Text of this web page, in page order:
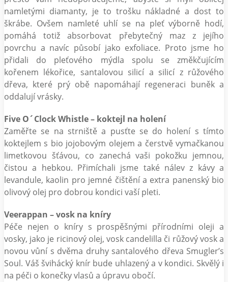
namletými diamanty, je to trošku nákladné a dost to
škrábe. Ovšem namleté uhlí se na pleť výborně hodí,
pomáhá totiž absorbovat přebytečný maz z jejího
povrchu a navíc působí jako exfoliace. Proto jsme ho
přidali do pleťového mýdla spolu se změkčujícím
kořenem lékořice, santalovou silicí a silicí z růžového
dřeva, které prý obě napomáhají regeneraci buněk a
oddalují vrásky.
Five O´Clock Whistle – koktejl na holení
Zaměřte se na strniště a pusťte se do holení s tímto
koktejlem s bio jojobovým olejem a čerstvě vymačkanou
limetkovou šťávou, co zanechá vaši pokožku jemnou,
čistou a hebkou. Přimíchali jsme také nálev z kávy a
levandule, kaolin pro jemné čištění a extra panenský bio
olivový olej pro dobrou kondici vaší pleti.
Veerappan – vosk na kníry
Péče nejen o kníry s prospěšnými přírodními oleji a
vosky, jako je ricinový olej, vosk candelilla či růžový vosk a
novou vůní s dvěma druhy santalového dřeva Smugler’s
Soul. Váš švihácký knír bude uhlazený a v kondici. Skvělý i
na péči o konečky vlasů a úpravu obočí.